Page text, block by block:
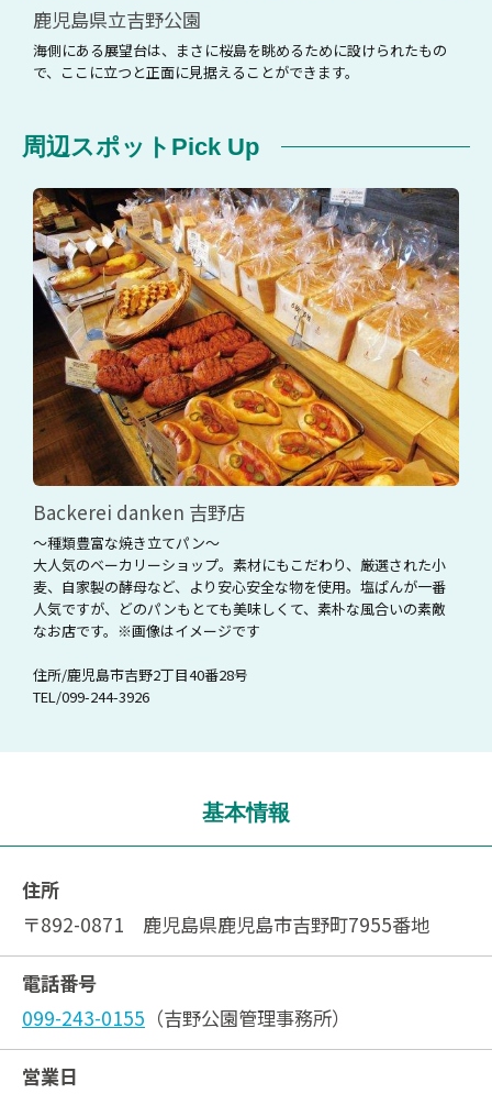
鹿児島県立吉野公園
海側にある展望台は、まさに桜島を眺めるために設けられたもの
で、ここに立つと正面に見据えることができます。
周辺スポットPick Up
Backerei danken 吉野店
～種類豊富な焼き立てパン～
大人気のベーカリーショップ。素材にもこだわり、厳選された小
麦、自家製の酵母など、より安心安全な物を使用。塩ぱんが一番
人気ですが、どのパンもとても美味しくて、素朴な風合いの素敵
なお店です。※画像はイメージです
住所/鹿児島市吉野2丁目40番28号
TEL/099-244-3926
基本情報
住所
〒892-0871 鹿児島県鹿児島市吉野町7955番地
電話番号
099-243-0155 （吉野公園管理事務所）
営業日